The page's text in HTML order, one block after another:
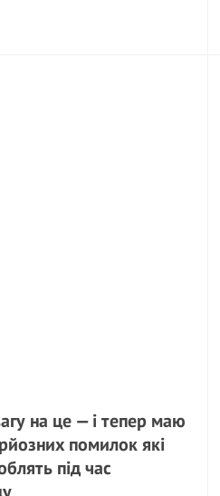
на це — і тепер маю
помилок які
під час